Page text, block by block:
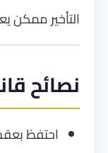
التأخير ممكن
نصائح
احتفظ